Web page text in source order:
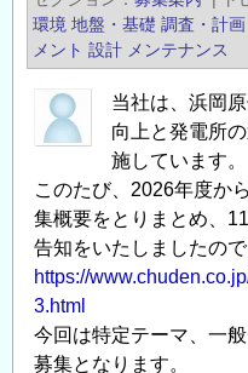
術
研
発
表
第
32
回
交
流
展
環境 地盤・基礎 調査・計画
メント 設計 メンテナンス
当社は、浜岡
向上と発電所
施しています。
このたび、2026年度か
集概要をとりまとめ、
告知をいたしましたの
https://
3.html
今回は特定テーマ、一
募集となります。